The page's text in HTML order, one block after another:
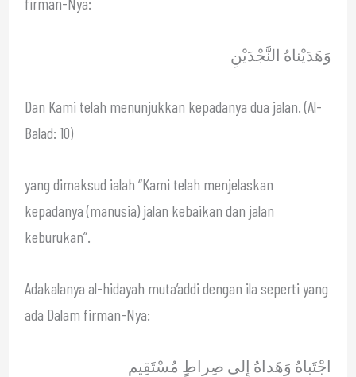
وَهَدَيْناهُ النَّجْدَيْنِ
Dan Kami telah menunjukkan kepadanya dua jalan. (Al-
Balad: 10)
yang dimaksud ialah “Kami telah menjelaskan
kepadanya (manusia) jalan kebaikan dan jalan
keburukan”.
Adakalanya al-hidayah muta’addi dengan ila seperti yang
ada Dalam firman-Nya:
اجْتَباهُ وَهَداهُ إِلى صِراطٍ مُسْتَقِيمٍ